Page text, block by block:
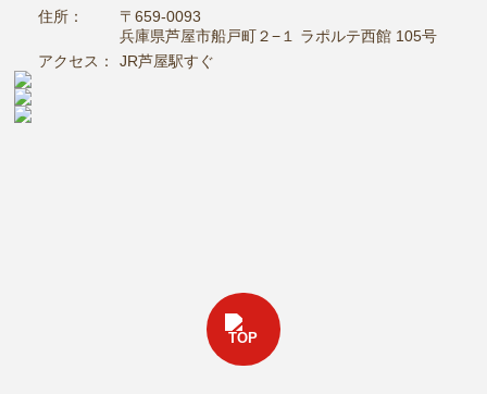
住所：
〒659-0093
兵庫県芦屋市船戸町２−１ ラポルテ西館 105号
アクセス：
JR芦屋駅すぐ
TOP